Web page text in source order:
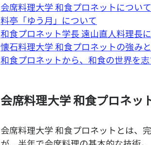
会席料理大学 和食プロネットについて
料亭「ゆう月」について
和食プロネット学長 遠山直人料理長
懐石料理大学 和食プロネットの強み
和食プロネットから、和食の世界を
会席料理大学 和食プロネッ
会席料理大学 和食プロネットとは、